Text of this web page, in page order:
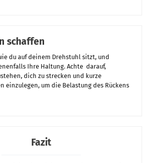
schaffen
du auf deinem Drehstuhl sitzt, und
Ihre Haltung. Achte darauf,
dich zu strecken und kurze
einzulegen, um die Belastung des Rückens
Fazit